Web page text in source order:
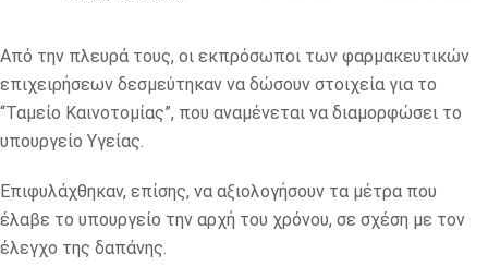
Από την πλευρά τους, οι εκπρόσωποι των φαρμακευτικών
επιχειρήσεων δεσμεύτηκαν να δώσουν στοιχεία για το
“Ταμείο Καινοτομίας”, που αναμένεται να διαμορφώσει το
υπουργείο Υγείας.
Επιφυλάχθηκαν, επίσης, να αξιολογήσουν τα μέτρα που
έλαβε το υπουργείο την αρχή του χρόνου, σε σχέση με τον
έλεγχο της δαπάνης.